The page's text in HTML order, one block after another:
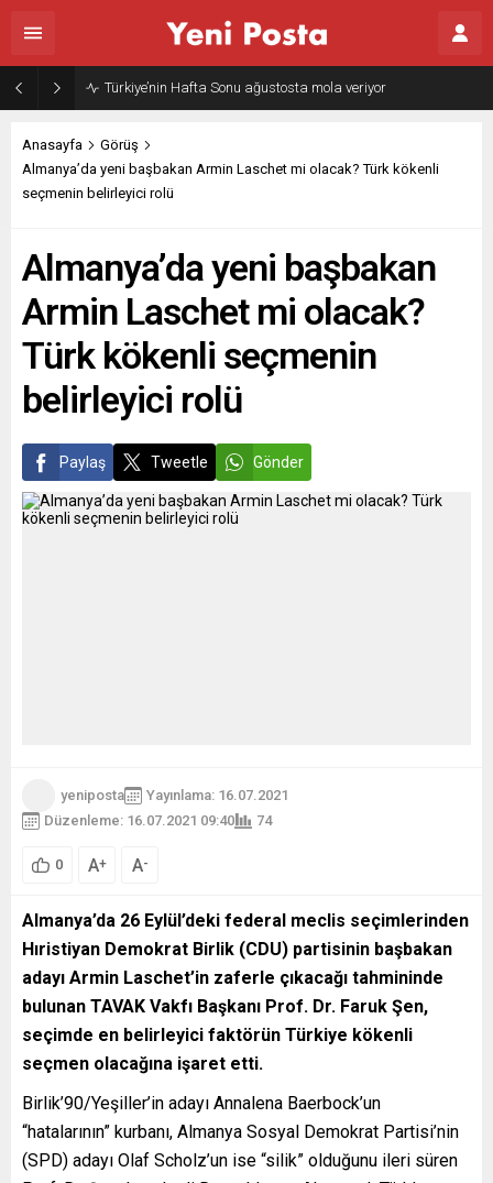
Gazze’nin geleceği: Teknokratik kontrol mü, kolonializm mi?
Anasayfa
Görüş
Almanya’da yeni başbakan Armin Laschet mi olacak? Türk kökenli
seçmenin belirleyici rolü
Almanya’da yeni başbakan
Armin Laschet mi olacak?
Türk kökenli seçmenin
belirleyici rolü
Paylaş Tweetle Gönder
yeniposta
Yayınlama: 16.07.2021
Düzenleme: 16.07.2021 09:40
74
0 A+ A-
Almanya’da 26 Eylül’deki federal meclis seçimlerinden
Hıristiyan Demokrat Birlik (CDU) partisinin başbakan
adayı Armin Laschet’in zaferle çıkacağı tahmininde
bulunan TAVAK Vakfı Başkanı Prof. Dr. Faruk Şen,
seçimde en belirleyici faktörün Türkiye kökenli
seçmen olacağına işaret etti.
Birlik’90/Yeşiller’in adayı Annalena Baerbock’un
“hatalarının” kurbanı, Almanya Sosyal Demokrat Partisi’nin
(SPD) adayı Olaf Scholz’un ise “silik” olduğunu ileri süren